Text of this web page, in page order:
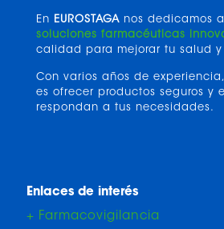
En EUROSTAGA nos dedicamos
soluciones farmacéuticas
calidad para mejorar tu salud y
Con varios años de
es ofrecer productos seguros y
respondan a tus necesidades.
Enlaces de interés
+ Farmacovigilancia